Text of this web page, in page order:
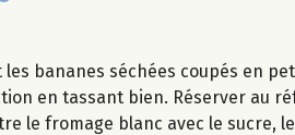
les bananes séchées coupés en
en tassant bien. Réserver au
le fromage blanc avec le sucre,